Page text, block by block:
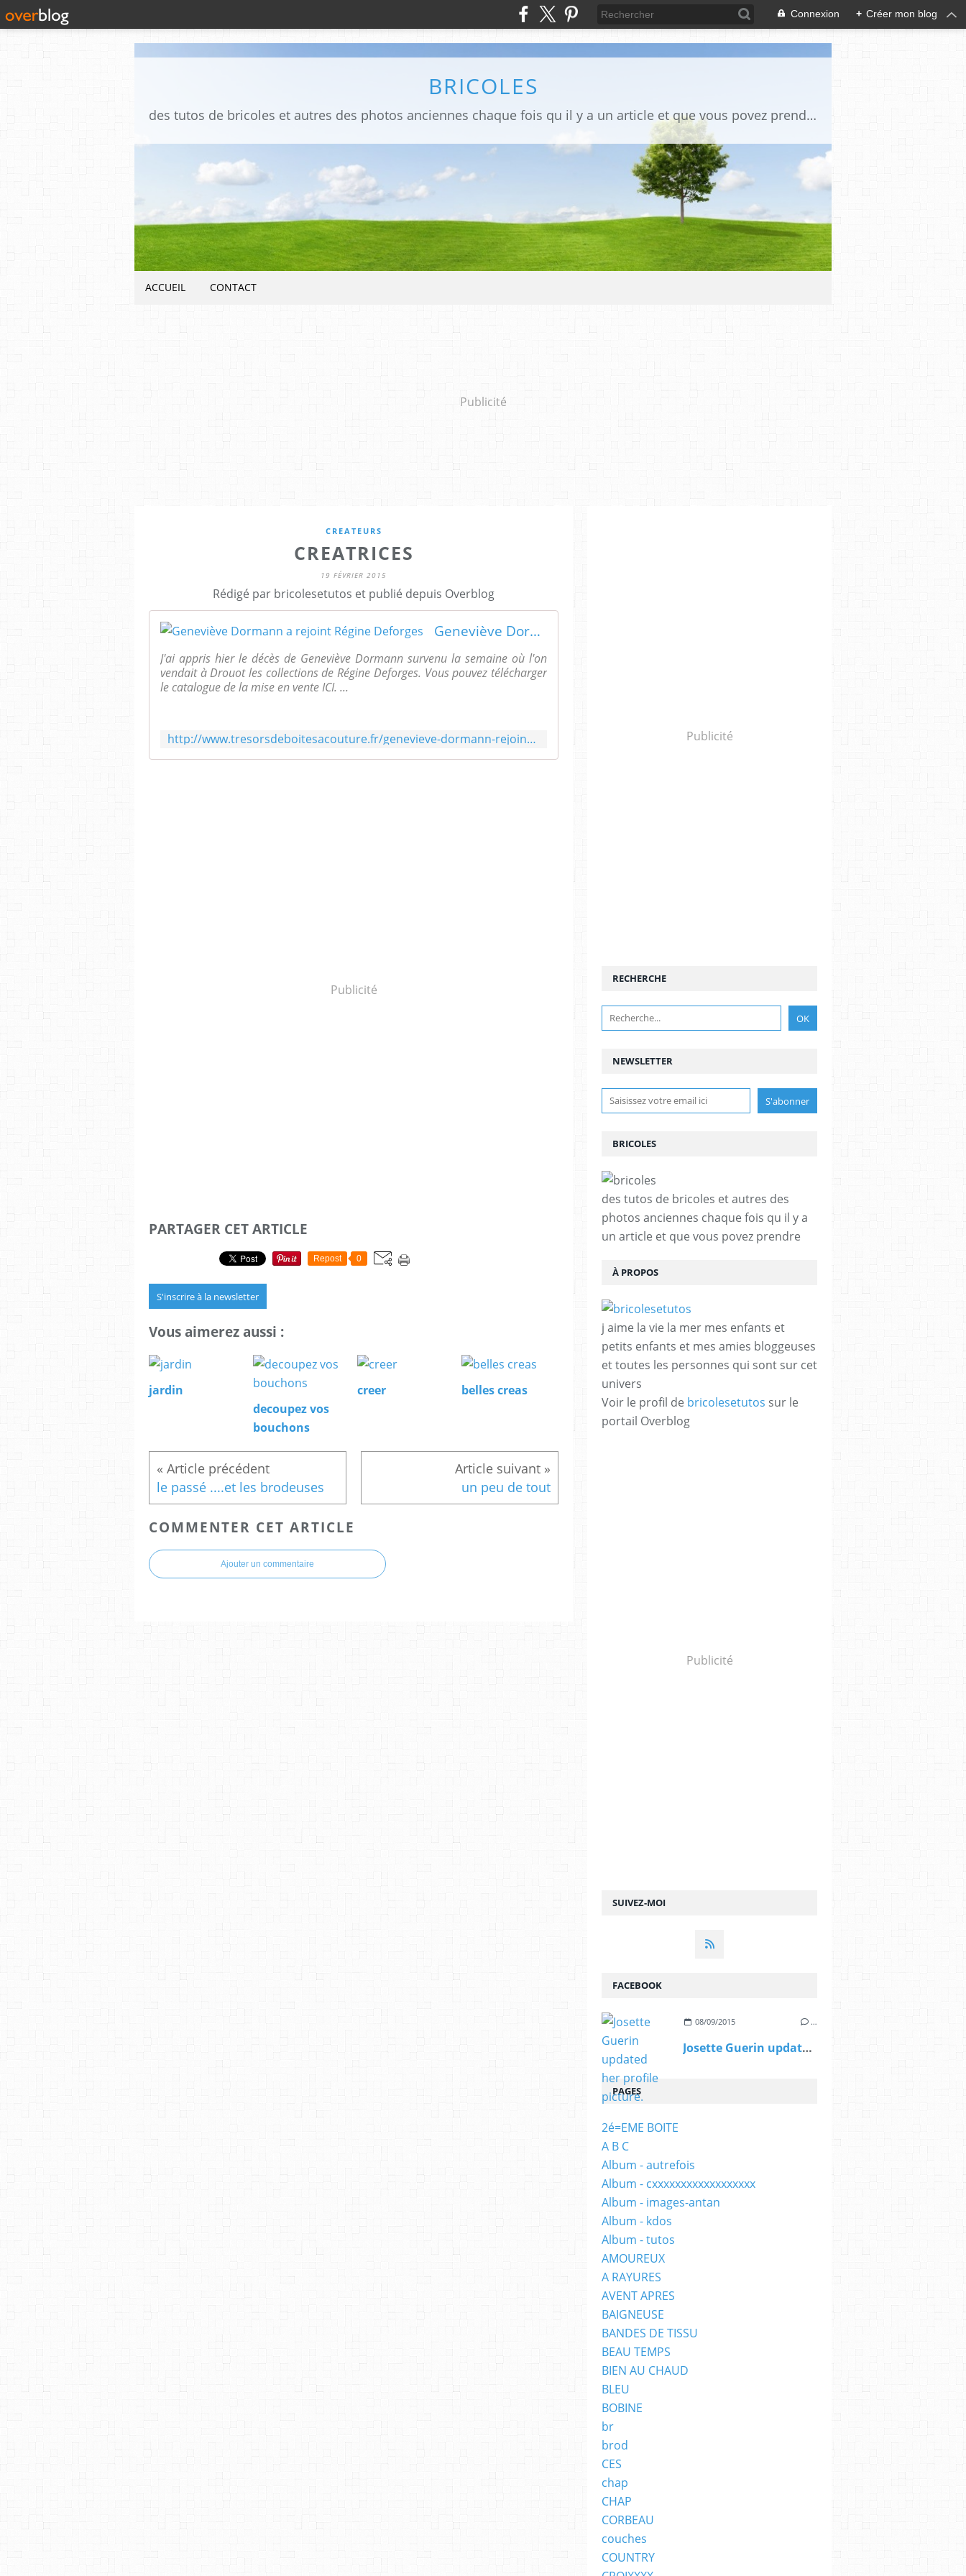
Connexion + Créer mon blog
BRICOLES
des tutos de bricoles et autres des photos anciennes chaque fois qu il y a un article et que vous povez prendre
ACCUEIL CONTACT
Publicité
CREATEURS
CREATRICES
19 FÉVRIER 2015
Rédigé par bricolesetutos et publié depuis Overblog
Geneviève Dormann a rejoint Régine Deforges
J'ai appris hier le décès de Geneviève Dormann survenu la semaine où l'on
vendait à Drouot les collections de Régine Deforges. Vous pouvez télécharger
le catalogue de la mise en vente ICI. ...
http://www.tresorsdeboitesacouture.fr/genevieve-dormann-rejoint-regine-deforges/
Publicité
PARTAGER CET ARTICLE
Repost 0
S'inscrire à la newsletter
Vous aimerez aussi :
jardin
decoupez vos
bouchons
creer belles creas
le passé ....et les brodeuses un peu de tout
COMMENTER CET ARTICLE
Ajouter un commentaire
Publicité
NEWSLETTER
SUIVEZ-MOI
RECHERCHE
BRICOLES
des tutos de bricoles et autres des
photos anciennes chaque fois qu il y a
un article et que vous povez prendre
À PROPOS
j aime la vie la mer mes enfants et
petits enfants et mes amies bloggeuses
et toutes les personnes qui sont sur cet
univers
Voir le profil de bricolesetutos sur le
portail Overblog
Publicité
FACEBOOK
08/09/2015 …
Josette Guerin updated her profile picture.
PAGES
2é=EME BOITE
A B C
Album - autrefois
Album - cxxxxxxxxxxxxxxxxxx
Album - images-antan
Album - kdos
Album - tutos
AMOUREUX
A RAYURES
AVENT APRES
BAIGNEUSE
BANDES DE TISSU
BEAU TEMPS
BIEN AU CHAUD
BLEU
BOBINE
br
brod
CES
chap
CHAP
CORBEAU
couches
COUNTRY